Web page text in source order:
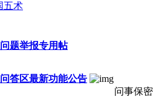
五术
题举报专用帖
答区最新功能公告
问事保